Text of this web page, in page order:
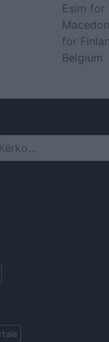
Esim for
for
Belgium